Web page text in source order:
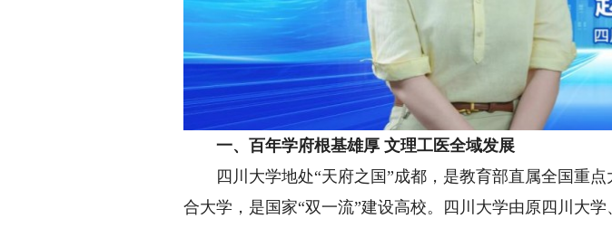
一、百年学府根基雄厚 文理工医全域发展
四川大学地处“天府之国”成都，是教育部直属全国重点
合大学，是国家“双一流”建设高校。四川大学由原四川大